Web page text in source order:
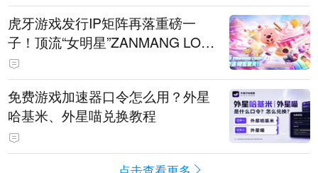
虎牙游戏发行IP矩阵再落重磅一
子！顶流“女明星”ZANMANG LOO
PY 正版3D消除手游《消消奇遇》
惊喜曝光
免费游戏加速器口令怎么用？外星
哈基米、外星喵兑换教程